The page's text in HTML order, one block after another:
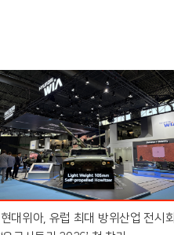
현대위아, 유럽 최대 방위산업 전시회